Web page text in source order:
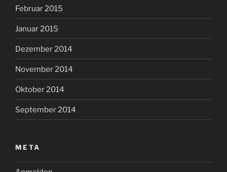
Februar 2015
Januar 2015
Dezember 2014
November 2014
Oktober 2014
September 2014
META